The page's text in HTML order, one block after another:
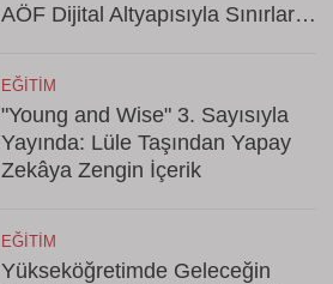
AÖF Dijital Altyapısıyla Sınırları
EĞITIM
"Young and Wise" 3. Sayısıyla
Yayında: Lüle Taşından Yapay
Zekâya Zengin İçerik
EĞITIM
Yükseköğretimde Geleceğin